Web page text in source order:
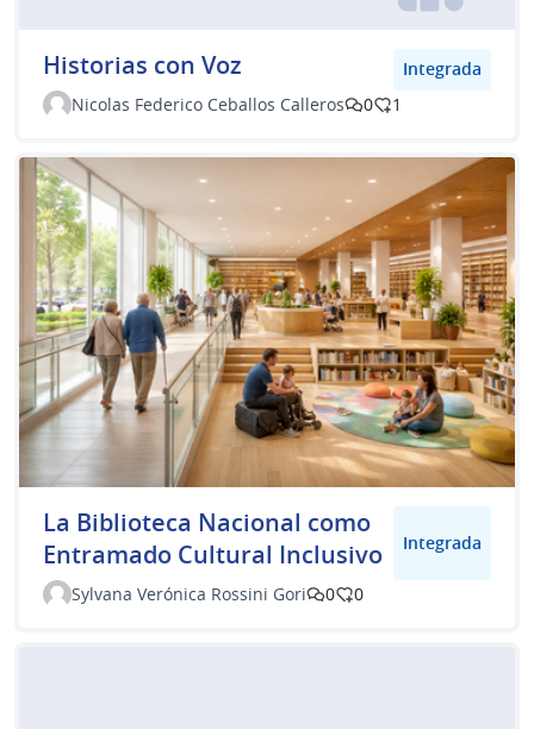
Historias con Voz
Integrada
Nicolas Federico Ceballos Calleros
0 1
La Biblioteca Nacional como
Entramado Cultural Inclusivo
Integrada
Sylvana Verónica Rossini Gori 0 0